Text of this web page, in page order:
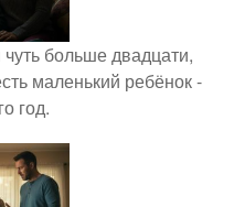
больше двадцати,
маленький ребёнок -
год.